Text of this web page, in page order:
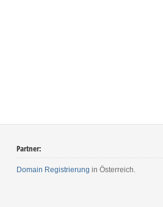
Partner:
Domain Registrierung in Österreich.